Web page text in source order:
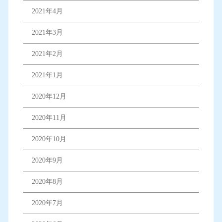
2021年4月
2021年3月
2021年2月
2021年1月
2020年12月
2020年11月
2020年10月
2020年9月
2020年8月
2020年7月